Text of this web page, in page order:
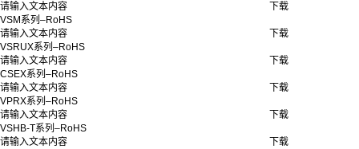
请输入文本内容
VSM系列–RoHS
下载
请输入文本内容
VSRUX系列–RoHS
下载
请输入文本内容
CSEX系列–RoHS
下载
请输入文本内容
VPRX系列–RoHS
下载
请输入文本内容
VSHB-T系列–RoHS
下载
请输入文本内容
下载